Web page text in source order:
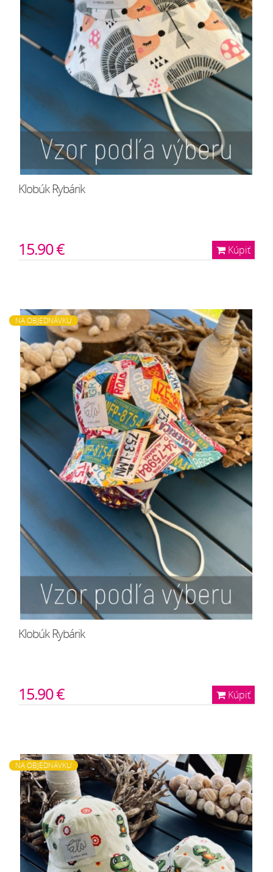
Klobúk Rybárik
Kúpiť
15.90 €
NA OBJEDNÁVKU
Klobúk Rybárik
Kúpiť
15.90 €
NA OBJEDNÁVKU